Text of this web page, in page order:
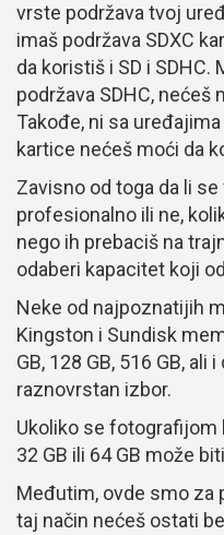
vrste podržava tvoj
imaš podržava SDXC
da koristiš i SD i
podržava SDHC, nećeš
Takođe, ni sa
kartice nećeš moći da
Zavisno od toga da li
profesionalno ili ne,
nego ih prebaciš na
odaberi kapacitet koji
Neke od najpoznatijih
Kingston i Sundisk
GB, 128 GB, 516 GB,
raznovrstan izbor.
Ukoliko se fotografijom
32 GB ili 64 GB može
Međutim, ovde smo za
taj način nećeš ostati